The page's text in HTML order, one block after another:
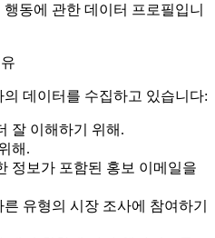
동에 관한 데이터 프로필입니
데이터를 수집하고 있습니다:
잘 이해하기 위해.
해.
정보가 포함된 홍보 이메일을
유형의 시장 조사에 참여하기